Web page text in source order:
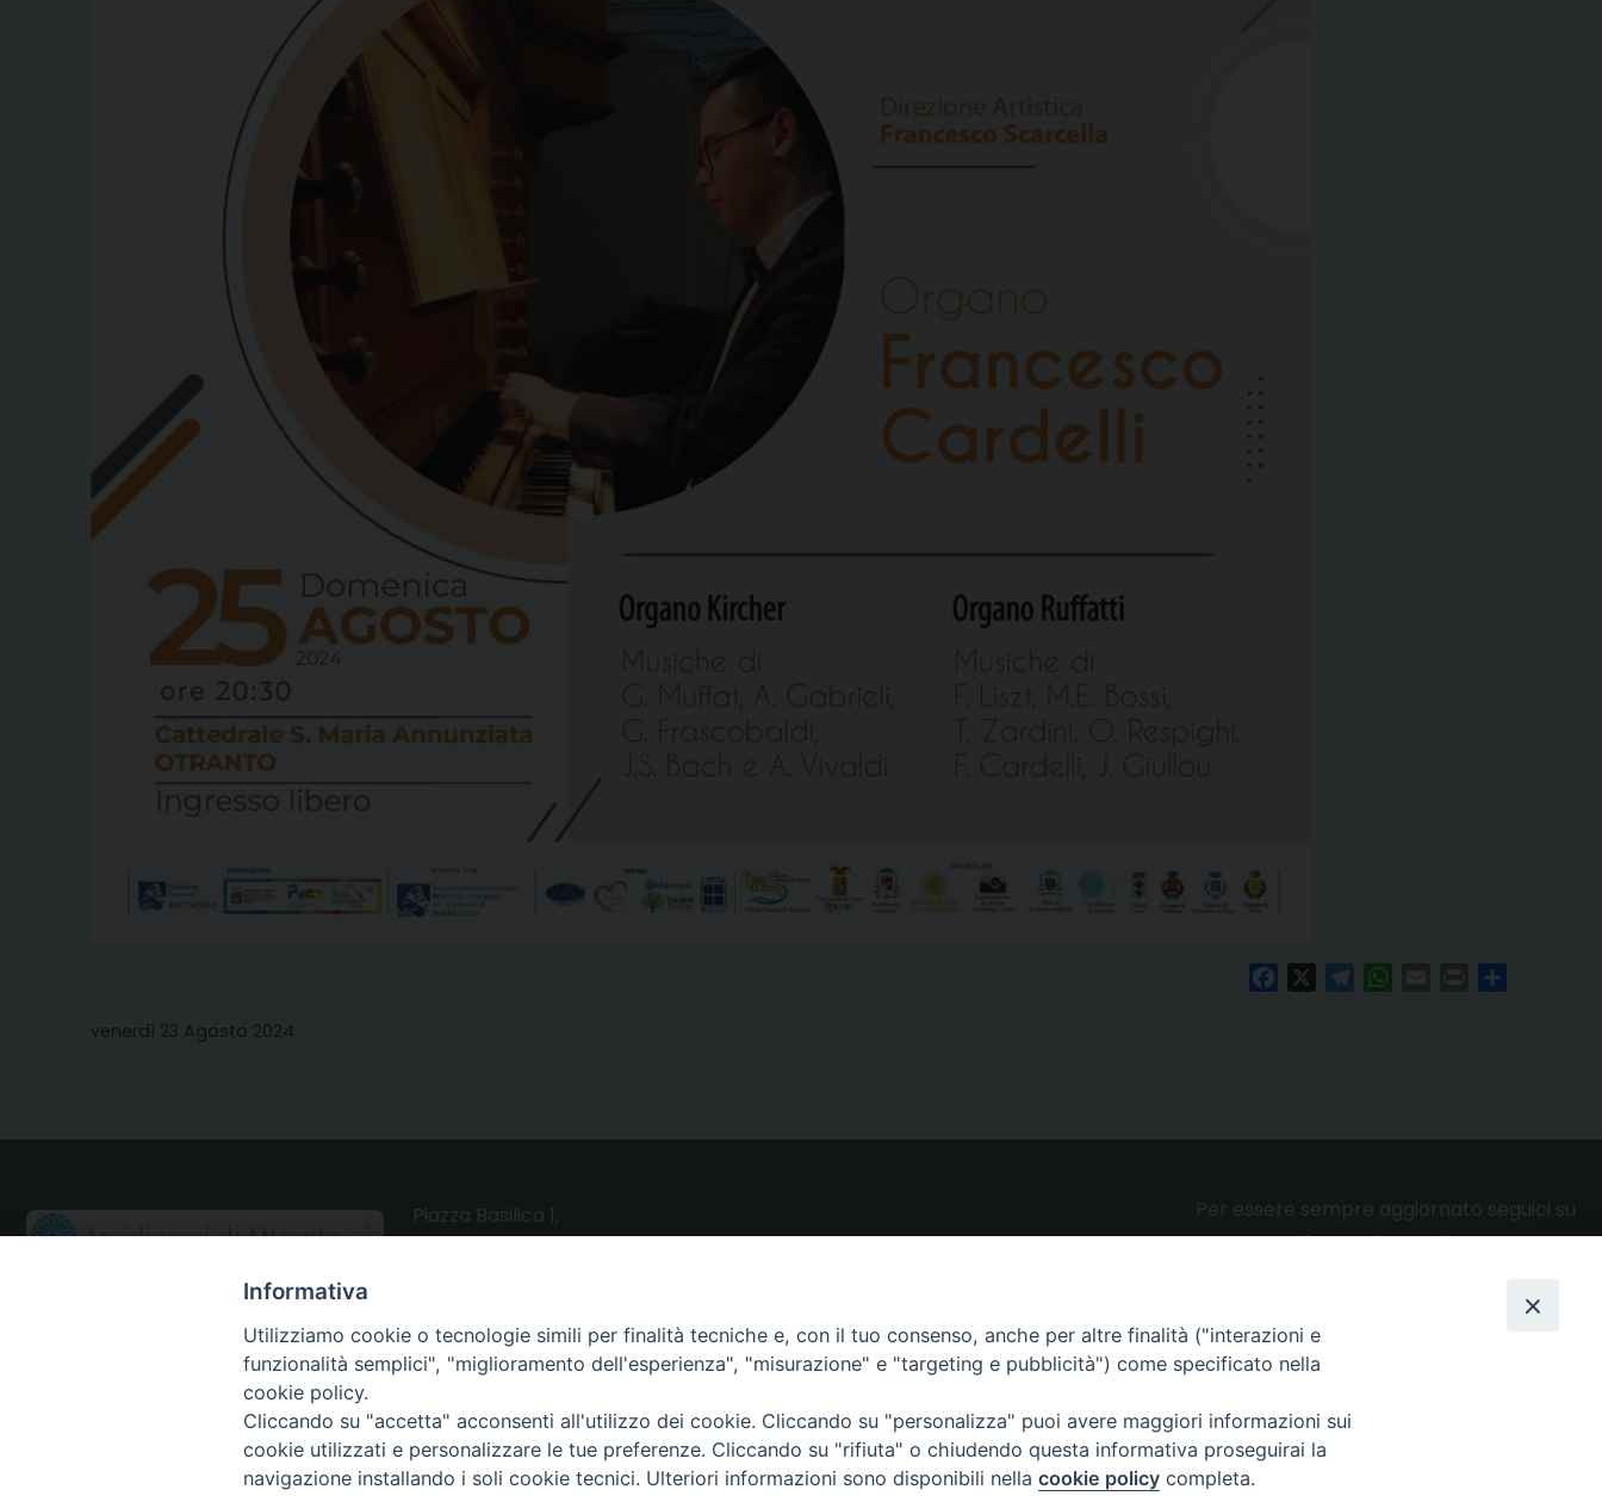
FacebookTelegramWhatsAppPrint
venerdì 23 Agosto 2024
CONTATTI
Webmail Uffici
Webmail Parrocchie
UTILITY
Altri articoli
Notizie nazionali
Privacy e cookie policy
Informativa
Utilizziamo cookie o tecnologie simili per finalità tecniche e, con il tuo consenso, anche per altre finalità ("interazioni e
funzionalità semplici", "miglioramento dell'esperienza", "misurazione" e "targeting e pubblicità") come specificato nella
cookie policy.
Cliccando su "accetta" acconsenti all'utilizzo dei cookie. Cliccando su "personalizza" puoi avere maggiori informazioni sui
cookie utilizzati e personalizzare le tue preferenze. Cliccando su "rifiuta" o chiudendo questa informativa proseguirai la
navigazione installando i soli cookie tecnici. Ulteriori informazioni sono disponibili nella cookie policy completa.